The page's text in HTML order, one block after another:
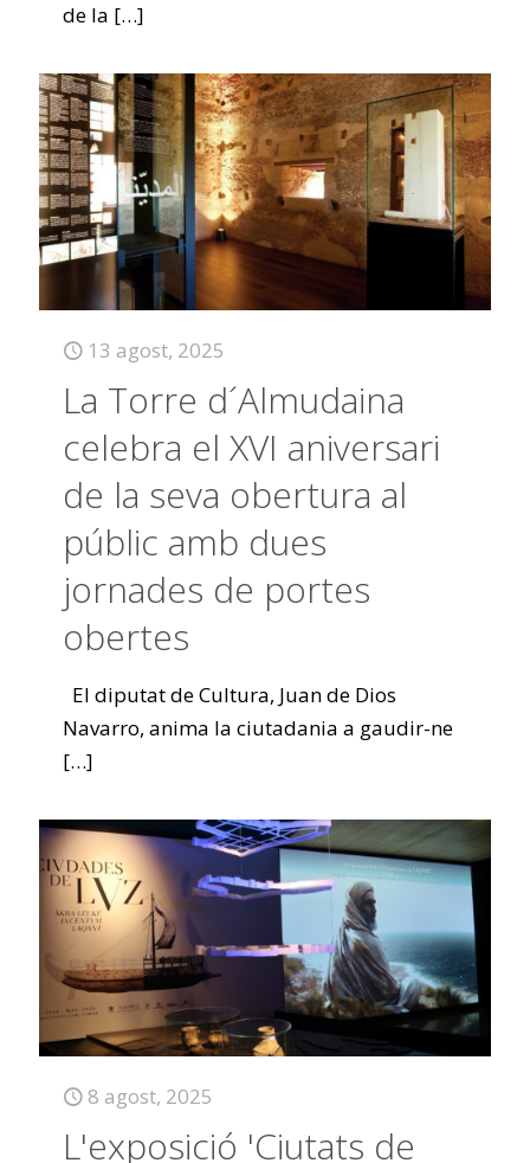
de la […]
13 agost, 2025
La Torre d´Almudaina
celebra el XVI aniversari
de la seva obertura al
públic amb dues
jornades de portes
obertes
El diputat de Cultura, Juan de Dios
Navarro, anima la ciutadania a gaudir-ne
[…]
8 agost, 2025
L'exposició 'Ciutats de